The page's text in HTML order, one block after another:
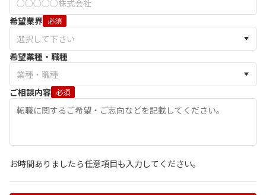
希望業界 必須
希望業種・職種
ご相談内容 必須
お時間ありましたら任意項目も入力してください。